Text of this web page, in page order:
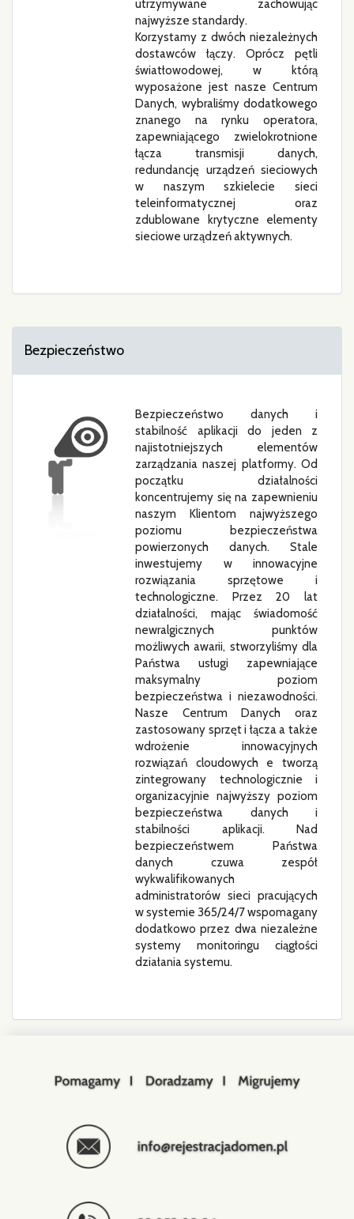
utrzymywane zachowując
najwyższe standardy.
Korzystamy z dwóch niezależnych
dostawców łączy. Oprócz pętli
światłowodowej, w którą
wyposażone jest nasze Centrum
Danych, wybraliśmy dodatkowego
znanego na rynku operatora,
zapewniającego zwielokrotnione
łącza transmisji danych,
redundancję urządzeń sieciowych
w naszym szkielecie sieci
teleinformatycznej oraz
zdublowane krytyczne elementy
sieciowe urządzeń aktywnych.
Bezpieczeństwo
Bezpieczeństwo danych i
stabilność aplikacji do jeden z
najistotniejszych elementów
zarządzania naszej platformy. Od
początku działalności
koncentrujemy się na zapewnieniu
naszym Klientom najwyższego
poziomu bezpieczeństwa
powierzonych danych. Stale
inwestujemy w innowacyjne
rozwiązania sprzętowe i
technologiczne. Przez 20 lat
działalności, mając świadomość
newralgicznych punktów
możliwych awarii, stworzyliśmy dla
Państwa usługi zapewniające
maksymalny poziom
bezpieczeństwa i niezawodności.
Nasze Centrum Danych oraz
zastosowany sprzęt i łącza a także
wdrożenie innowacyjnych
rozwiązań cloudowych e tworzą
zintegrowany technologicznie i
organizacyjnie najwyższy poziom
bezpieczeństwa danych i
stabilności aplikacji. Nad
bezpieczeństwem Państwa
danych czuwa zespół
wykwalifikowanych
administratorów sieci pracujących
w systemie 365/24/7 wspomagany
dodatkowo przez dwa niezależne
systemy monitoringu ciągłości
działania systemu.